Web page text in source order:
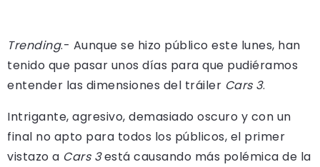
Trending.- Aunque se hizo público este lunes, han
tenido que pasar unos días para que pudiéramos
entender las dimensiones del tráiler Cars 3.
Intrigante, agresivo, demasiado oscuro y con un
final no apto para todos los públicos, el primer
vistazo a Cars 3está causando más polémica de la